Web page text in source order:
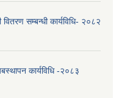
वितरण सम्बन्धी कार्यविधि- २०८२
कार्यविधि -२०८३